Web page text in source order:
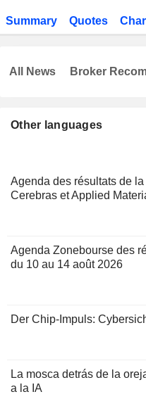
Summary Quotes
Other languages
Agenda des résultats de
Cerebras et Applied
Agenda Zonebourse des
du 10 au 14 août 2026
Der Chip-Impuls:
La mosca detrás de la
a la IA
All News Broker